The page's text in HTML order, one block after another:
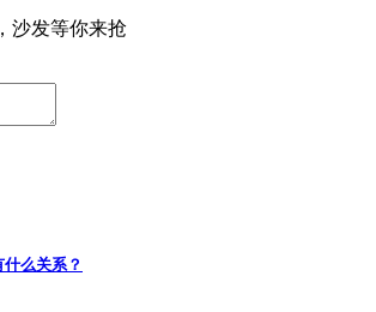
沙发等你来抢
么关系？